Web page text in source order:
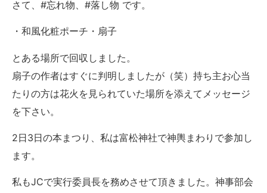
さて、#忘れ物、#落し物 です。
・和風化粧ポーチ・扇子
とある場所で回収しました。
扇子の作者はすぐに判明しましたが（笑）持ち主お心当
たりの方は花火を見られていた場所を添えてメッセージ
を下さい。
2日3日の本まつり、私は富松神社で神輿まわりで参加し
ます。
私もJCで実行委員長を務めさせて頂きました。神事部会